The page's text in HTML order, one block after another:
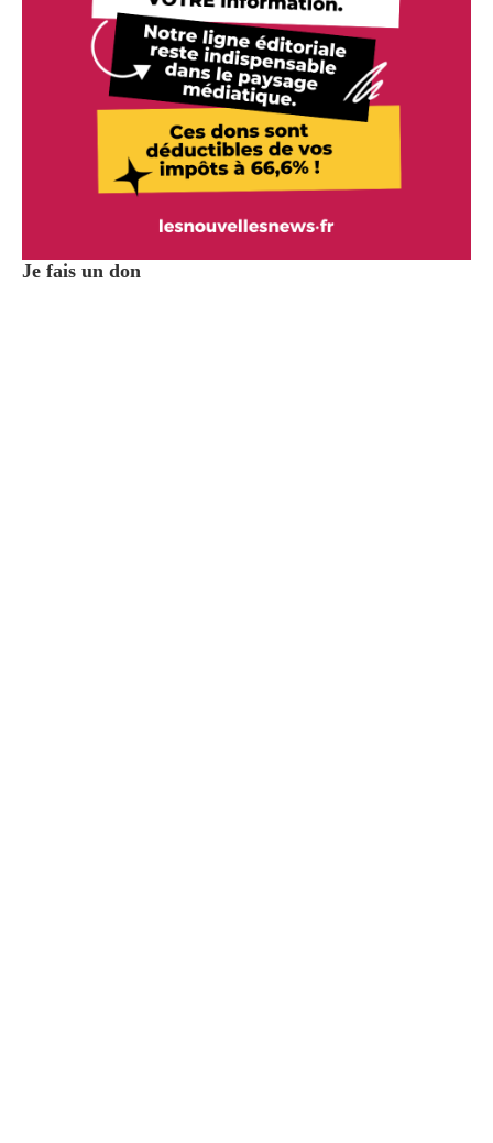
Je fais un don